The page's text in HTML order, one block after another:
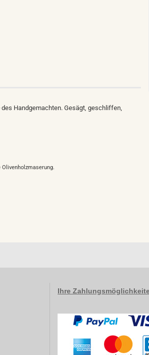
des Handgemachten. Gesägt, geschliffen,
Ihre